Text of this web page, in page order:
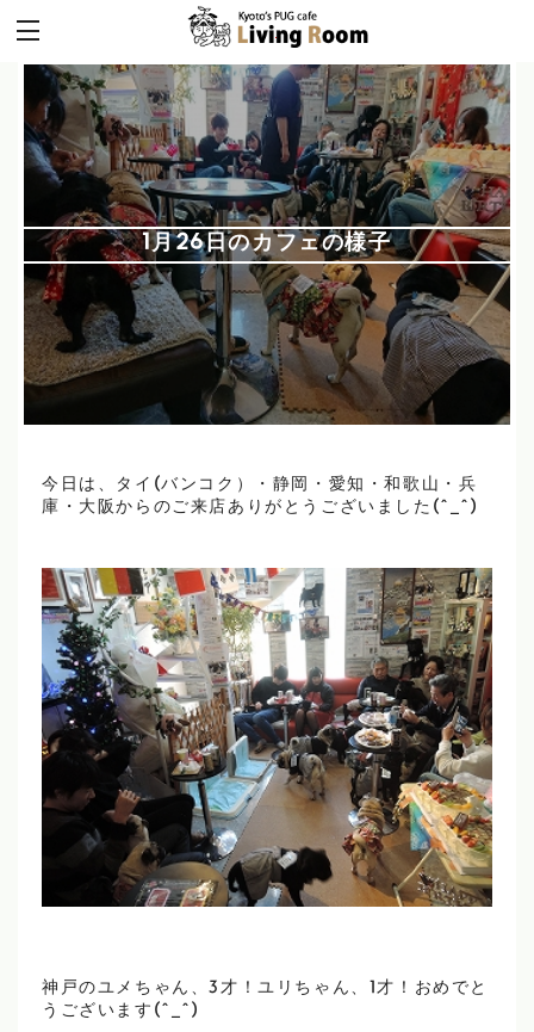
1月26日のカフェの様子
今日は、タイ(バンコク）・静岡・愛知・和歌山・兵
庫・大阪からのご来店ありがとうございました(^_^)
神戸のユメちゃん、3才！ユリちゃん、1才！おめでと
うございます(^_^)